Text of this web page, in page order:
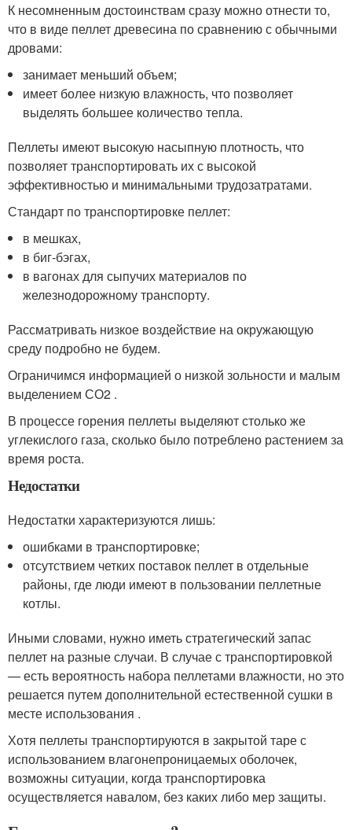
К несомненным достоинствам сразу можно отнести то,
что в виде пеллет древесина по сравнению с обычными
дровами:
занимает меньший объем;
имеет более низкую влажность, что позволяет
выделять большее количество тепла.
Пеллеты имеют высокую насыпную плотность, что
позволяет транспортировать их с высокой
эффективностью и минимальными трудозатратами.
Стандарт по транспортировке пеллет:
в мешках,
в биг-бэгах,
в вагонах для сыпучих материалов по
железнодорожному транспорту.
Рассматривать низкое воздействие на окружающую
среду подробно не будем.
Ограничимся информацией о низкой зольности и малым
выделением СО2 .
В процессе горения пеллеты выделяют столько же
углекислого газа, сколько было потреблено растением за
время роста.
Недостатки
Недостатки характеризуются лишь:
ошибками в транспортировке;
отсутствием четких поставок пеллет в отдельные
районы, где люди имеют в пользовании пеллетные
котлы.
Иными словами, нужно иметь стратегический запас
пеллет на разные случаи. В случае с транспортировкой
— есть вероятность набора пеллетами влажности, но это
решается путем дополнительной естественной сушки в
месте использования .
Хотя пеллеты транспортируются в закрытой таре с
использованием влагонепроницаемых оболочек,
возможны ситуации, когда транспортировка
осуществляется навалом, без каких либо мер защиты.